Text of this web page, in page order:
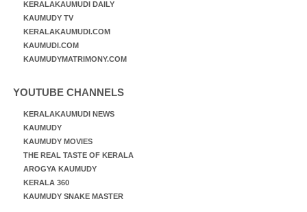
KERALAKAUMUDI DAILY
KAUMUDY TV
KERALAKAUMUDI.COM
KAUMUDI.COM
KAUMUDYMATRIMONY.COM
YOUTUBE CHANNELS
KERALAKAUMUDI NEWS
KAUMUDY
KAUMUDY MOVIES
THE REAL TASTE OF KERALA
AROGYA KAUMUDY
KERALA 360
KAUMUDY SNAKE MASTER